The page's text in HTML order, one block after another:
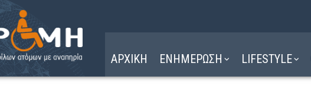
ΑΡΧΙΚΗ ΕΝΗΜΕΡΩΣΗ LIFESTYLE